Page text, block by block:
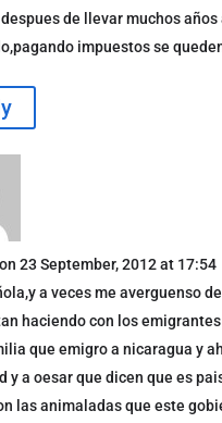
de llevar muchos años
impuestos se
on 23 September, 2012 at 17:54
a veces me averguenso
haciendo con los
que emigro a nicaragua y
y a oesar que dicen que es
las animaladas que este